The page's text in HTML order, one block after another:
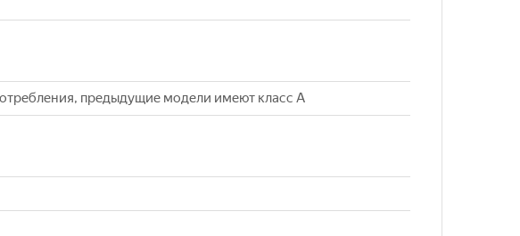
предыдущие модели имеют класс А